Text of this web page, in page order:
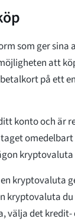
som ger sina
att
på ett
konto och är
kryptovaluta
kryptovaluta
välja det